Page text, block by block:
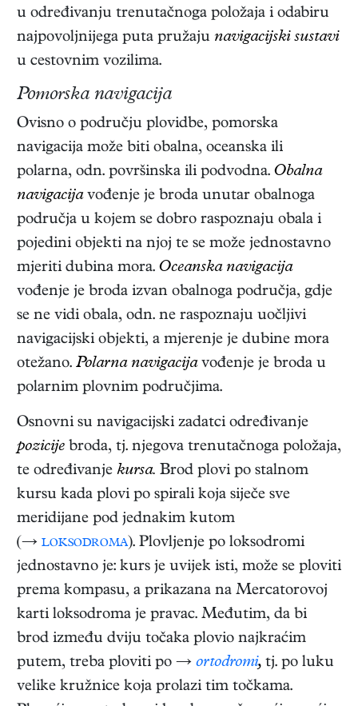
u određivanju trenutačnoga položaja i odabiru
najpovoljnijega puta pružaju navigacijski sustavi
u cestovnim vozilima.
Pomorska navigacija
Ovisno o području plovidbe, pomorska
navigacija može biti obalna, oceanska ili
polarna, odn. površinska ili podvodna. Obalna
navigacijavođenje je broda unutar obalnoga
područja u kojem se dobro raspoznaju obala i
pojedini objekti na njoj te se može jednostavno
mjeriti dubina mora. Oceanska navigacija
vođenje je broda izvan obalnoga područja, gdje
se ne vidi obala, odn. ne raspoznaju uočljivi
navigacijski objekti, a mjerenje je dubine mora
otežano. Polarna navigacijavođenje je broda u
polarnim plovnim područjima.
Osnovni su navigacijski zadatci određivanje
pozicije broda, tj. njegova trenutačnoga položaja,
te određivanje kursa. Brod plovi po stalnom
kursu kada plovi po spirali koja siječe sve
meridijane pod jednakim kutom
(→ loksodroma). Plovljenje po loksodromi
jednostavno je: kurs je uvijek isti, može se ploviti
prema kompasu, a prikazana na Mercatorovoj
karti loksodroma je pravac. Međutim, da bi
brod između dviju točaka plovio najkraćim
putem, treba ploviti po → ortodromi, tj. po luku
velike kružnice koja prolazi tim točkama.